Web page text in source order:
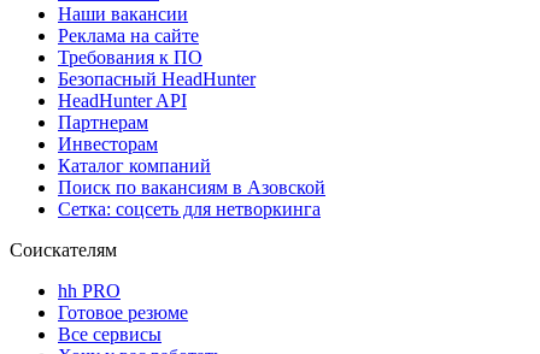
Наши вакансии
Реклама на сайте
Требования к ПО
Безопасный HeadHunter
HeadHunter API
Партнерам
Инвесторам
Каталог компаний
Поиск по вакансиям в Азовской
Сетка: соцсеть для нетворкинга
Соискателям
hh PRO
Готовое резюме
Все сервисы